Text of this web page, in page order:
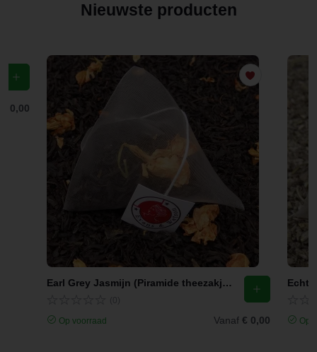
Nieuwste producten
€ 0,00
Earl Grey Jasmijn (Piramide theezakjes)
Op voorraad Vanaf € 0,00 Op